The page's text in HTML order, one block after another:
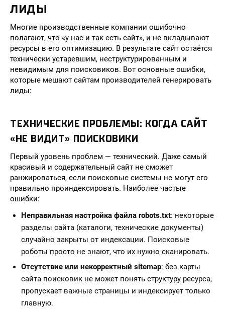
ЛИДЫ
Многие производственные компании ошибочно
полагают, что «у нас и так есть сайт», и не вкладывают
ресурсы в его оптимизацию. В результате сайт остаётся
технически устаревшим, неструктурированным и
невидимым для поисковиков. Вот основные ошибки,
которые мешают сайтам производителей генерировать
лиды:
ТЕХНИЧЕСКИЕ ПРОБЛЕМЫ: КОГДА САЙТ
«НЕ ВИДИТ» ПОИСКОВИКИ
Первый уровень проблем — технический. Даже самый
красивый и содержательный сайт не сможет
ранжироваться, если поисковые системы не могут его
правильно проиндексировать. Наиболее частые
ошибки:
Неправильная настройка файла robots.txt: некоторые
разделы сайта (каталоги, технические документы)
случайно закрыты от индексации. Поисковые
роботы просто не знают, что их нужно сканировать.
Отсутствие или некорректный sitemap: без карты
сайта поисковик не может понять структуру ресурса,
пропускает важные страницы и индексирует только
главную.